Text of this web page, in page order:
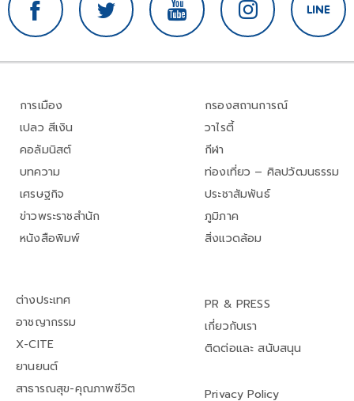
การเมือง
เปลว สีเงิน
คอลัมนิสต์
บทความ
เศรษฐกิจ
ข่าวพระราชสำนัก
หนังสือพิมพ์
กรองสถานการณ์
วาไรตี้
กีฬา
ท่องเที่ยว – ศิลปวัฒนธรรม
ประชาสัมพันธ์
ภูมิภาค
สิ่งแวดล้อม
ต่างประเทศ
อาชญากรรม
X-CITE
ยานยนต์
สาธารณสุข-คุณภาพชีวิต
PR & PRESS
เกี่ยวกับเรา
ติดต่อและ สนับสนุน
Privacy Policy